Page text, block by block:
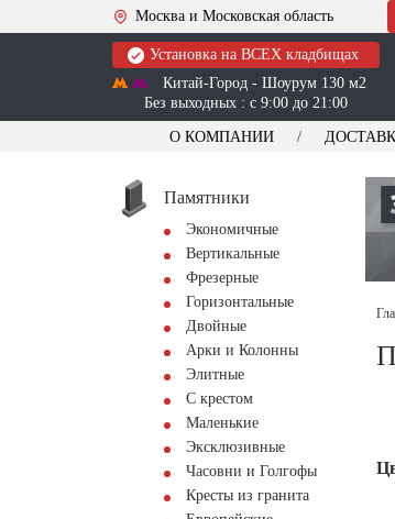
Москва и Московская область
Установка на ВСЕХ кладбищах
Китай-Город - Шоурум 130 м2
Без выходных : с 9:00 до 21:00
О КОМПАНИИ
Памятники
Экономичные
Вертикальные
Фрезерные
Горизонтальные
Двойные
Арки и Колонны
Элитные
С крестом
Маленькие
Эксклюзивные
Часовни и Голгофы
Кресты из гранита